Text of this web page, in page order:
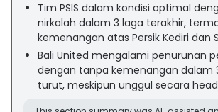
Tim PSIS dalam kondisi optimal
nirkalah dalam 3 laga terakhir,
kemenangan atas Persik Kediri dan
Bali United mengalami penurunan
dengan tanpa kemenangan dalam
turut, meskipun unggul secara